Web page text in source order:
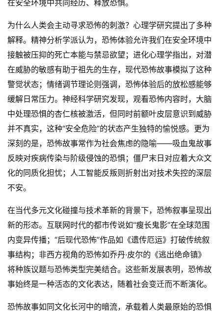
在安全环境中共同经历、释放恐惧。
为什么人类会主动寻求恐怖的刺激？心理学研究提出了多种
解释。精神分析学派认为，恐怖体验允许我们在安全环境中
接触被压抑的死亡本能与禁忌欲望；进化心理学指出，对潜
在威胁的敏感有助于祖先的生存，现代恐怖故事模拟了这种
警觉状态；情绪调节理论则强调，恐怖体验后的放松感能够
缓解日常压力。神经科学研究发现，观看恐怖内容时，大脑
中处理恐惧的杏仁核被激活，但同时前额叶皮层意识到威胁
并不真实，这种“安全危险”的状态产生独特的愉悦感。更为
深刻的是，恐怖故事常作为社会焦虑的隐喻——吸血鬼故事
反映对疾病传染与阶级侵蚀的恐惧；僵尸末日对应着大众文
化的同质化担忧；人工智能反叛则折射出对技术失控的深层
不安。
在当代多元文化碰撞与技术革新的背景下，恐怖叙事呈现出
新的形态。互联网时代的都市传说如“瘦长鬼影”在全球范围
内变异传播；“后现代恐怖”作品如《遗传厄运》打破传统叙
事结构；非西方视角的恐怖如乔丹·皮尔的《逃出绝命镇》
将种族议题与恐怖类型完美结合。这些新发展表明，恐怖故
事始终是一种活态的文化表达，随着社会变迁而不断演化。
恐怖故事如同文化长河中的暗流，承载着人类最原始的恐惧